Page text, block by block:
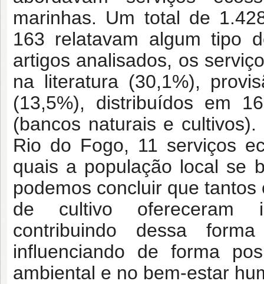
marinhas. Um total de
163 relatavam algum tipo
artigos analisados, os
na literatura (30,1%),
(13,5%), distribuídos em
(bancos naturais e
Rio do Fogo, 11 serviços
quais a população local se
podemos concluir que
de cultivo ofereceram
contribuindo dessa
influenciando de forma
ambiental e no bem-estar